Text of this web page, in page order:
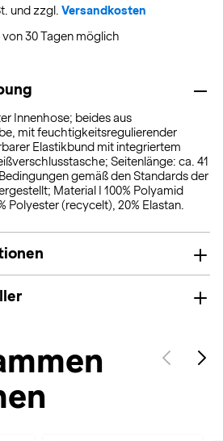
und zzgl. Versandkosten
30 Tagen möglich
Innenhose; beides aus
mit feuchtigkeitsregulierender
Elastikbund mit integriertem
Seitenlänge: ca. 41
gemäß den Standards der
Material I 100% Polyamid
Polyester (recycelt), 20% Elastan.